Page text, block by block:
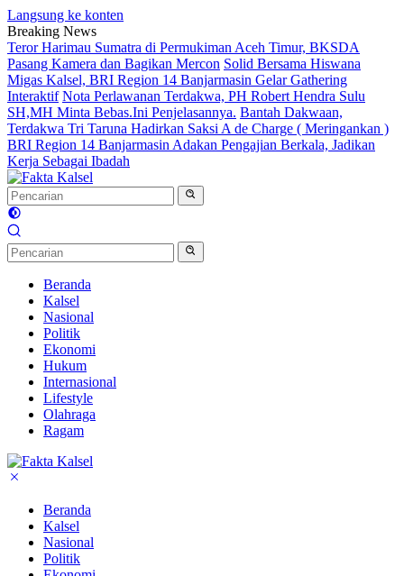
Langsung ke konten
Breaking News
Teror Harimau Sumatra di Permukiman Aceh Timur, BKSDA
Pasang Kamera dan Bagikan Mercon Solid Bersama Hiswana
Migas Kalsel, BRI Region 14 Banjarmasin Gelar Gathering
Interaktif Nota Perlawanan Terdakwa, PH Robert Hendra Sulu
SH,MH Minta Bebas.Ini Penjelasannya. Bantah Dakwaan,
Terdakwa Tri Taruna Hadirkan Saksi A de Charge ( Meringankan )
BRI Region 14 Banjarmasin Adakan Pengajian Berkala, Jadikan
Kerja Sebagai Ibadah
Beranda
Kalsel
Nasional
Politik
Ekonomi
Hukum
Internasional
Lifestyle
Olahraga
Ragam
Beranda
Kalsel
Nasional
Politik